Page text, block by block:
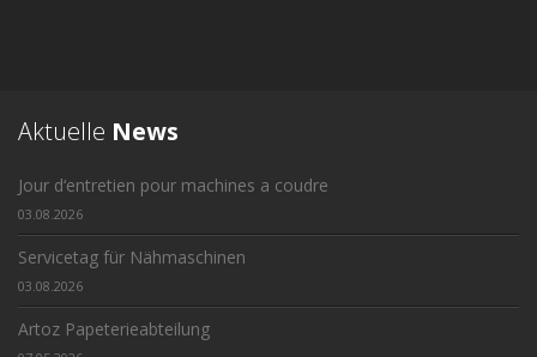
Aktuelle News
Jour d‘entretien pour machines a coudre
03.08.2026
Servicetag für Nähmaschinen
03.08.2026
Artoz Papeterieabteilung